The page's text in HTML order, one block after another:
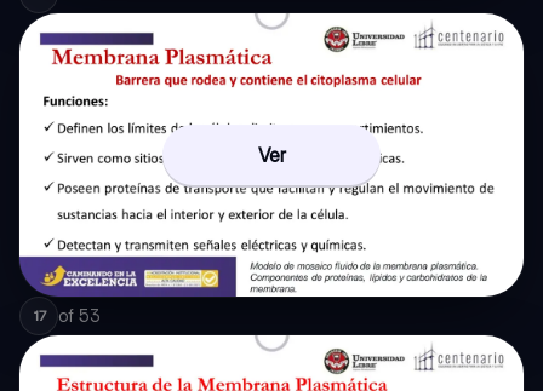
Ver
17 of 53